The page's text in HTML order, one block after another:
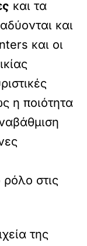
και τα
και
και οι
η ποιότητα
ρόλο στις
της